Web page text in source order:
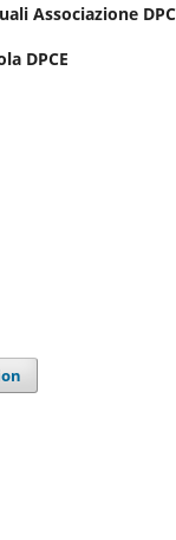
Associazione
DPCE